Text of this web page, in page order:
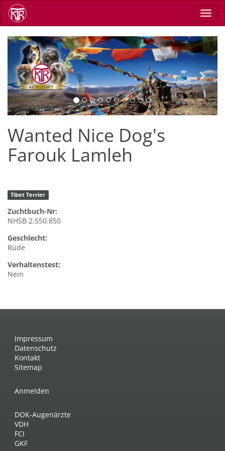
Skip
main
Previous Next
Wanted Nice Dog's
Farouk Lamleh
Tibet Terrier
Zuchtbuch-Nr:
NHSB 2.550.850
Geschlecht:
Rüde
Verhaltenstest:
Nein
Impressum
Datenschutz
Kontakt
Sitemap
Anmelden
DOK-Augenärzte
VDH
FCI
GKF